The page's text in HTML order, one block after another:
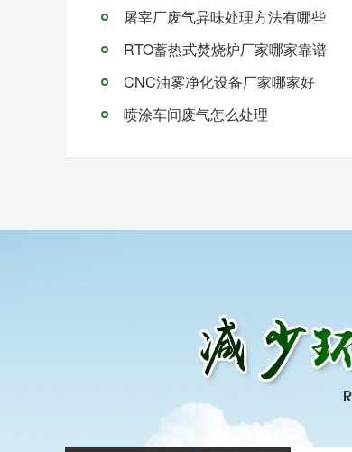
屠宰厂废气异味处理方法有哪些
RTO蓄热式焚烧炉厂家哪家靠谱
CNC油雾净化设备厂家哪家好
喷涂车间废气怎么处理